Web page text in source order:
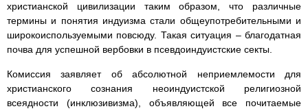
христианской цивилизации таким образом, что различные
термины и понятия индуизма стали общеупотребительными и
широкоиспользуемыми повсюду. Такая ситуация – благодатная
почва для успешной вербовки в псевдоиндуистские секты.
Комиссия заявляет об абсолютной неприемлемости для
христианского сознания неоиндуистской религиозной
всеядности (инклюзивизма), объявляющей все почитаемые